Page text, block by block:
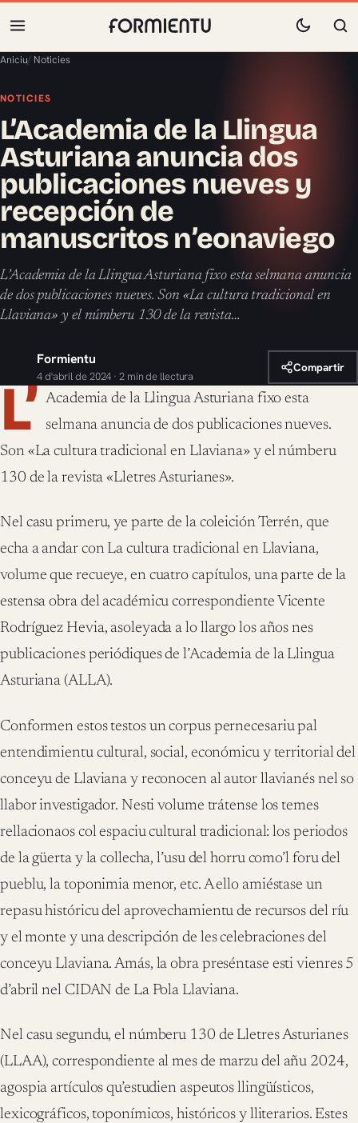
Aniciu/ Noticies
NOTICIES
L’Academia de la Llingua
Asturiana anuncia dos
publicaciones nueves y
recepción de
manuscritos n’eonaviego
L’Academia de la Llingua Asturiana fixo esta selmana anuncia
de dos publicaciones nueves. Son «La cultura tradicional en
Llaviana» y el númberu 130 de la revista…
Formientu
4 d'abril de 2024 · 2 min de llectura
Compartir
L’ Academia de la Llingua Asturiana fixo esta
selmana anuncia de dos publicaciones nueves.
Son «La cultura tradicional en Llaviana» y el númberu
130 de la revista «Lletres Asturianes».
Nel casu primeru, ye parte de la coleición Terrén, que
echa a andar con La cultura tradicional en Llaviana,
volume que recueye, en cuatro capítulos, una parte de la
estensa obra del académicu correspondiente Vicente
Rodríguez Hevia, asoleyada a lo llargo los años nes
publicaciones periódiques de l’Academia de la Llingua
Asturiana (ALLA).
Conformen estos testos un corpus pernecesariu pal
entendimientu cultural, social, económicu y territorial del
conceyu de Llaviana y reconocen al autor llavianés nel so
llabor investigador. Nesti volume trátense los temes
rellacionaos col espaciu cultural tradicional: los periodos
de la güerta y la collecha, l’usu del horru como’l foru del
pueblu, la toponimia menor, etc. A ello amiéstase un
repasu históricu del aprovechamientu de recursos del ríu
y el monte y una descripción de les celebraciones del
conceyu Llaviana. Amás, la obra preséntase esti vienres 5
d’abril nel CIDAN de La Pola Llaviana.
Nel casu segundu, el númberu 130 de Lletres Asturianes
(LLAA), correspondiente al mes de marzu del añu 2024,
agospia artículos qu’estudien aspeutos llingüísticos,
lexicográficos, toponímicos, históricos y lliterarios. Estes